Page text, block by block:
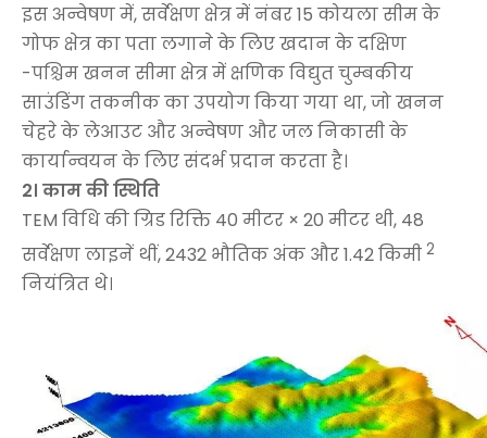
इस अन्वेषण में, सर्वेक्षण क्षेत्र में नंबर 15 कोयला सीम के
गोफ क्षेत्र का पता लगाने के लिए खदान के दक्षिण
-पश्चिम खनन सीमा क्षेत्र में क्षणिक विद्युत चुम्बकीय
साउंडिंग तकनीक का उपयोग किया गया था, जो खनन
चेहरे के लेआउट और अन्वेषण और जल निकासी के
कार्यान्वयन के लिए संदर्भ प्रदान करता है।
2। काम की स्थिति
TEM विधि की ग्रिड रिक्ति 40 मीटर × 20 मीटर थी, 48
सर्वेक्षण लाइनें थीं, 2432 भौतिक अंक और 1.42 किमी 2
नियंत्रित थे।